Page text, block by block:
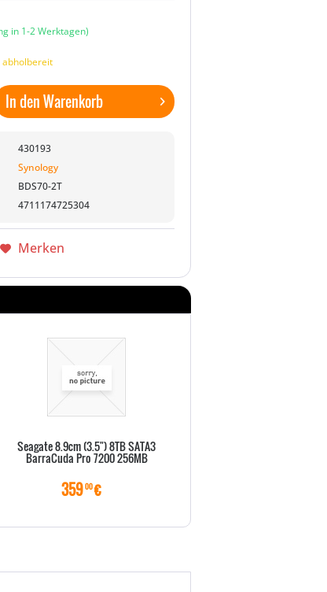
in 1-2 Werktagen)
In denWarenkorb
430193
Synology
BDS70-2T
4711174725304
Merken
Seagate 8.9cm (3.5") 8TB SATA3
BarraCuda Pro 7200 256MB
35900€